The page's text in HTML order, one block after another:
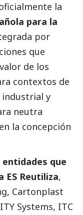
la
para la
por
que
de los
contextos de
industrial y
neutra
la concepción
entidades que
ES Reutiliza,
, Cartonplast
Systems, ITC